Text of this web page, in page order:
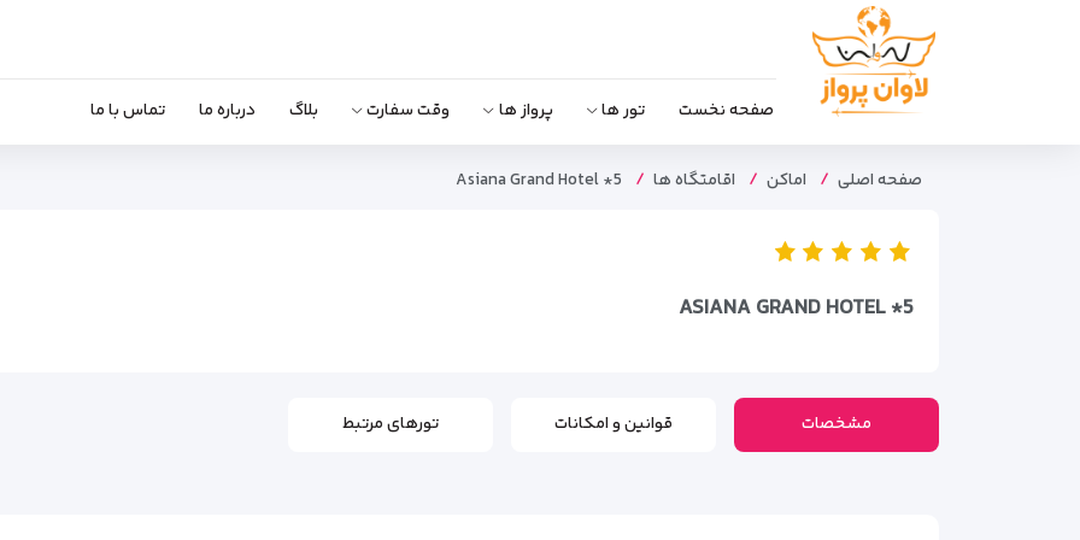
صفحه نخست تور ها پرواز ها وقت سفارت بلاگ درباره ما تماس با ما
صفحه اصلی اماکن اقامتگاه ها Asiana Grand Hotel *5
ASIANA GRAND HOTEL *5
مشخصات قوانین و امکانات تورهای مرتبط